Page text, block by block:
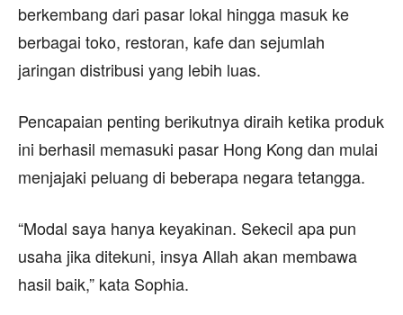
berkembang dari pasar lokal hingga masuk ke
berbagai toko, restoran, kafe dan sejumlah
jaringan distribusi yang lebih luas.
Pencapaian penting berikutnya diraih ketika produk
ini berhasil memasuki pasar Hong Kong dan mulai
menjajaki peluang di beberapa negara tetangga.
“Modal saya hanya keyakinan. Sekecil apa pun
usaha jika ditekuni, insya Allah akan membawa
hasil baik,” kata Sophia.